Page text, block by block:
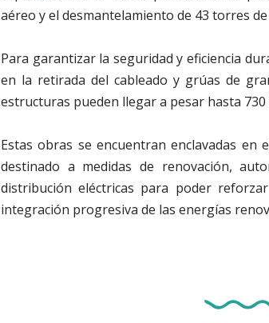
aéreo y el desmantelamiento de 43 torres
Para garantizar la seguridad y eficiencia
en la retirada del cableado y grúas de
estructuras pueden llegar a pesar hasta 730
Estas obras se encuentran enclavadas
destinado a medidas de renovación,
distribución eléctricas para poder
integración progresiva de las energías